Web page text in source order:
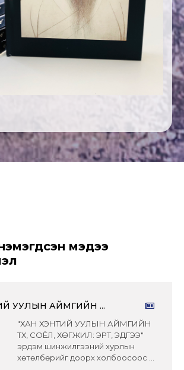
мэдээ
УУЛЫН АЙМГИЙН ...
"ХАН ХЭНТИЙ УУЛЫН АЙМГИЙН
ТҮҮХ, СОЁЛ, ХӨГЖИЛ: ЭРТ, ЭДҮГЭЭ"
эрдэм шинжилгээний хурлын
хөтөлбөрийг доорх холбоосоос ...